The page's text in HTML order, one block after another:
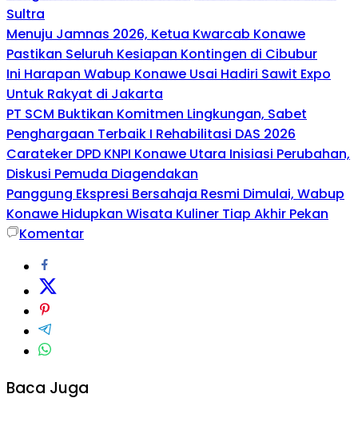
Sultra
Menuju Jamnas 2026, Ketua Kwarcab Konawe
Pastikan Seluruh Kesiapan Kontingen di Cibubur
Ini Harapan Wabup Konawe Usai Hadiri Sawit Expo
Untuk Rakyat di Jakarta
PT SCM Buktikan Komitmen Lingkungan, Sabet
Penghargaan Terbaik I Rehabilitasi DAS 2026
Carateker DPD KNPI Konawe Utara Inisiasi Perubahan,
Diskusi Pemuda Diagendakan
Panggung Ekspresi Bersahaja Resmi Dimulai, Wabup
Konawe Hidupkan Wisata Kuliner Tiap Akhir Pekan
Komentar
Baca Juga